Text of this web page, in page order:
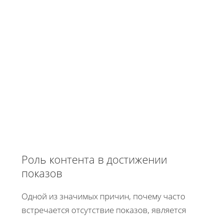
Роль контента в достижении
показов
Одной из значимых причин, почему часто
встречается отсутствие показов, является